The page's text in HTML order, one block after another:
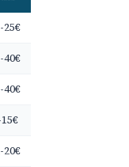
25€
40€
40€
20€